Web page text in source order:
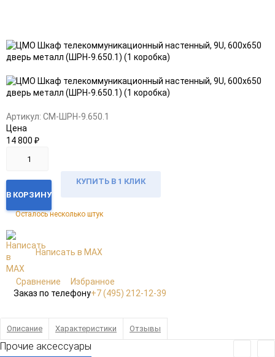
в
избранное
к
сравнению
Артикул: CM-ШРН-9.650.1
Цена
14 800 ₽
В КОРЗИНУ
КУПИТЬ В 1 КЛИК
Осталось несколько штук
Написать в MAX
Сравнение
Избранное
Заказ по телефону+7 (495) 212-12-39
Описание Характеристики Отзывы
Прочие аксессуары